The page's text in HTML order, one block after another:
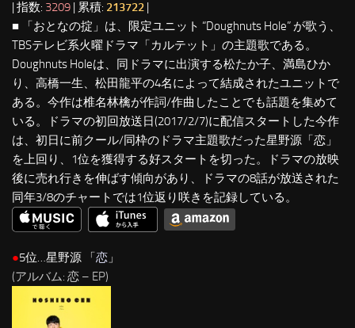
| 指数: 3209 | 累積: 213722 |
■ 「おとなの掟」は、限定ユニット “Doughnuts Hole” が歌う、
TBSテレビ系火曜ドラマ「カルテット」の主題歌である。
Doughnuts Holeは、同ドラマに出演する松たか子、満島ひか
り、高橋一生、松田龍平の4名によって結成されたユニットで
ある。今作は椎名林檎が作詞/作曲したことでも話題を集めて
いる。ドラマの初回放送日(2017/2/7)に配信スタートした今作
は、初日に前クール/同枠のドラマ主題歌だった星野源「恋」
を上回り、1位を獲得する好スタートを切った。ドラマの放映
後に売れ行きを伸ばす傾向があり、ドラマの8話が放送された
同年3/8のチャートでは1位返り咲きを記録している。
●5位…星野源 「恋 」
(アルバム: 恋 – EP)